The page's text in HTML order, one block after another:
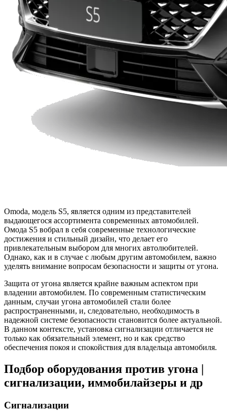
Omoda, модель S5, является одним из представителей
выдающегося ассортимента современных автомобилей.
Омода S5 вобрал в себя современные технологические
достижения и стильный дизайн, что делает его
привлекательным выбором для многих автолюбителей.
Однако, как и в случае с любым другим автомобилем, важно
уделять внимание вопросам безопасности и защиты от угона.
Защита от угона является крайне важным аспектом при
владении автомобилем. По современным статистическим
данным, случаи угона автомобилей стали более
распространенными, и, следовательно, необходимость в
надежной системе безопасности становится более актуальной.
В данном контексте, установка сигнализации отличается не
только как обязательный элемент, но и как средство
обеспечения покоя и спокойствия для владельца автомобиля.
Подбор оборудования против угона |
сигнализации, иммобилайзеры и др
Сигнализации